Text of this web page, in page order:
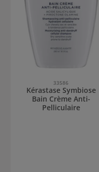
33586
Kérastase Symbiose
Bain Crème Anti-
Pelliculaire